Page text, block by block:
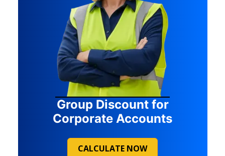
Group Discount for
Corporate Accounts
CALCULATE NOW